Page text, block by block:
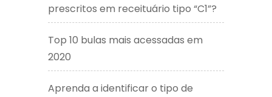
prescritos em receituário tipo “C1”?
Top 10 bulas mais acessadas em
2020
Aprenda a identificar o tipo de